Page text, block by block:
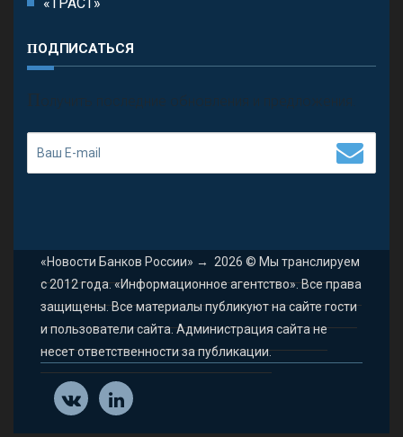
ПОДПИСАТЬСЯ
П олучить последние обновления и предложения.
«Новости Банков России» → 2026 © Мы транслируем
с 2012 года. «Информационное агентство». Все права
защищены. Все материалы публикуют на сайте гости
и пользователи сайта. Администрация сайта не
несет ответственности за публикации.